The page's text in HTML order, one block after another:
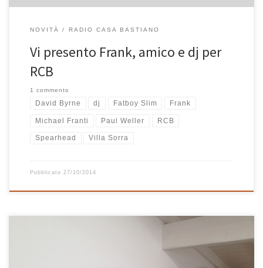
NOVITÀ RADIO CASA BASTIANO
Vi presento Frank, amico e dj per
RCB
1 commento
David Byrne dj Fatboy Slim Frank
Michael Franti Paul Weller RCB
Spearhead Villa Sorra
Pubblicato 27/10/2014